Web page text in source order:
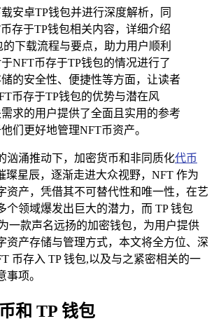
安卓TP钱包并进行深度解析，同
存于TP钱包相关内容，详细介绍
的下载流程与要点，助力用户顺利
NFT币存于TP钱包的情况进行了
的安全性、便捷性等方面，让读者
币存于TP钱包的优势与潜在风
求的用户提供了全面且实用的参考
们更好地管理NFT币资产。
汹涌推动下，加密货币和非同质化代币
璨星辰，逐渐走进大众视野，NFT 作为
资产，凭借其不可替代性和唯一性，在艺
个领域爆发出巨大的潜力，而 TP 钱包
为一款声名远扬的加密钱包，为用户提供
资产存储与管理方式，本文将全方位、深
币存入 TP 钱包,以及与之紧密相关的一
事项。
和 TP 钱包